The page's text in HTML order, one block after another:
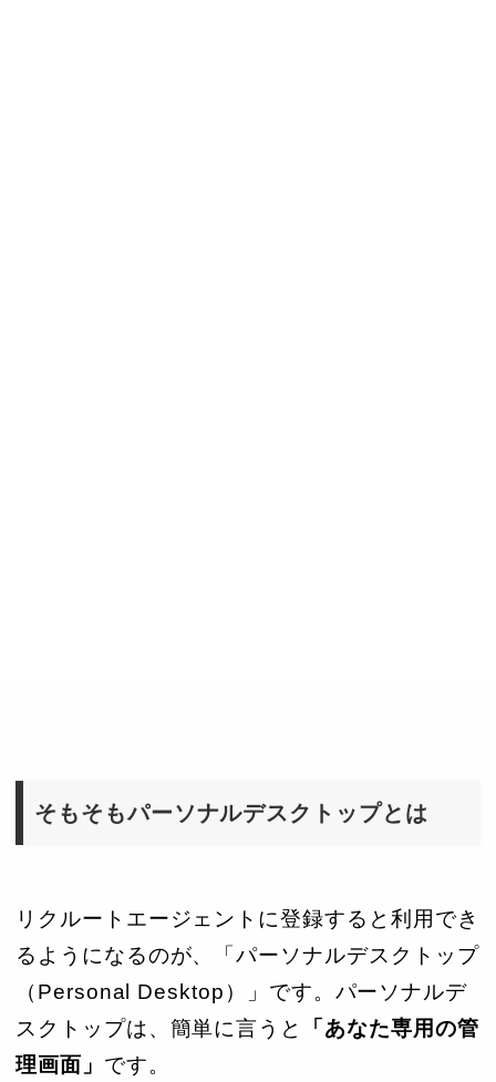
そもそもパーソナルデスクトップとは
リクルートエージェントに登録すると利用でき
るようになるのが、「パーソナルデスクトップ
（Personal Desktop）」です。パーソナルデ
スクトップは、簡単に言うと
「あなた専用の管
理画面」 です。